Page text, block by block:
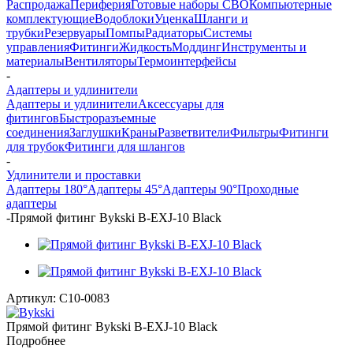
РаспродажаПериферияГотовые наборы СВОКомпьютерные
комплектующиеВодоблокиУценкаШланги и
трубкиРезервуарыПомпыРадиаторыСистемы
управленияФитингиЖидкостьМоддингИнструменты и
материалыВентиляторыТермоинтерфейсы
-
Адаптеры и удлинители
Адаптеры и удлинителиАксессуары для
фитинговБыстроразъемные
соединенияЗаглушкиКраныРазветвителиФильтрыФитинги
для трубокФитинги для шлангов
-
Удлинители и проставки
Адаптеры 180°Адаптеры 45°Адаптеры 90°Проходные
адаптеры
-Прямой фитинг Bykski B-EXJ-10 Black
Артикул: C10-0083
Прямой фитинг Bykski B-EXJ-10 Black
Подробнее